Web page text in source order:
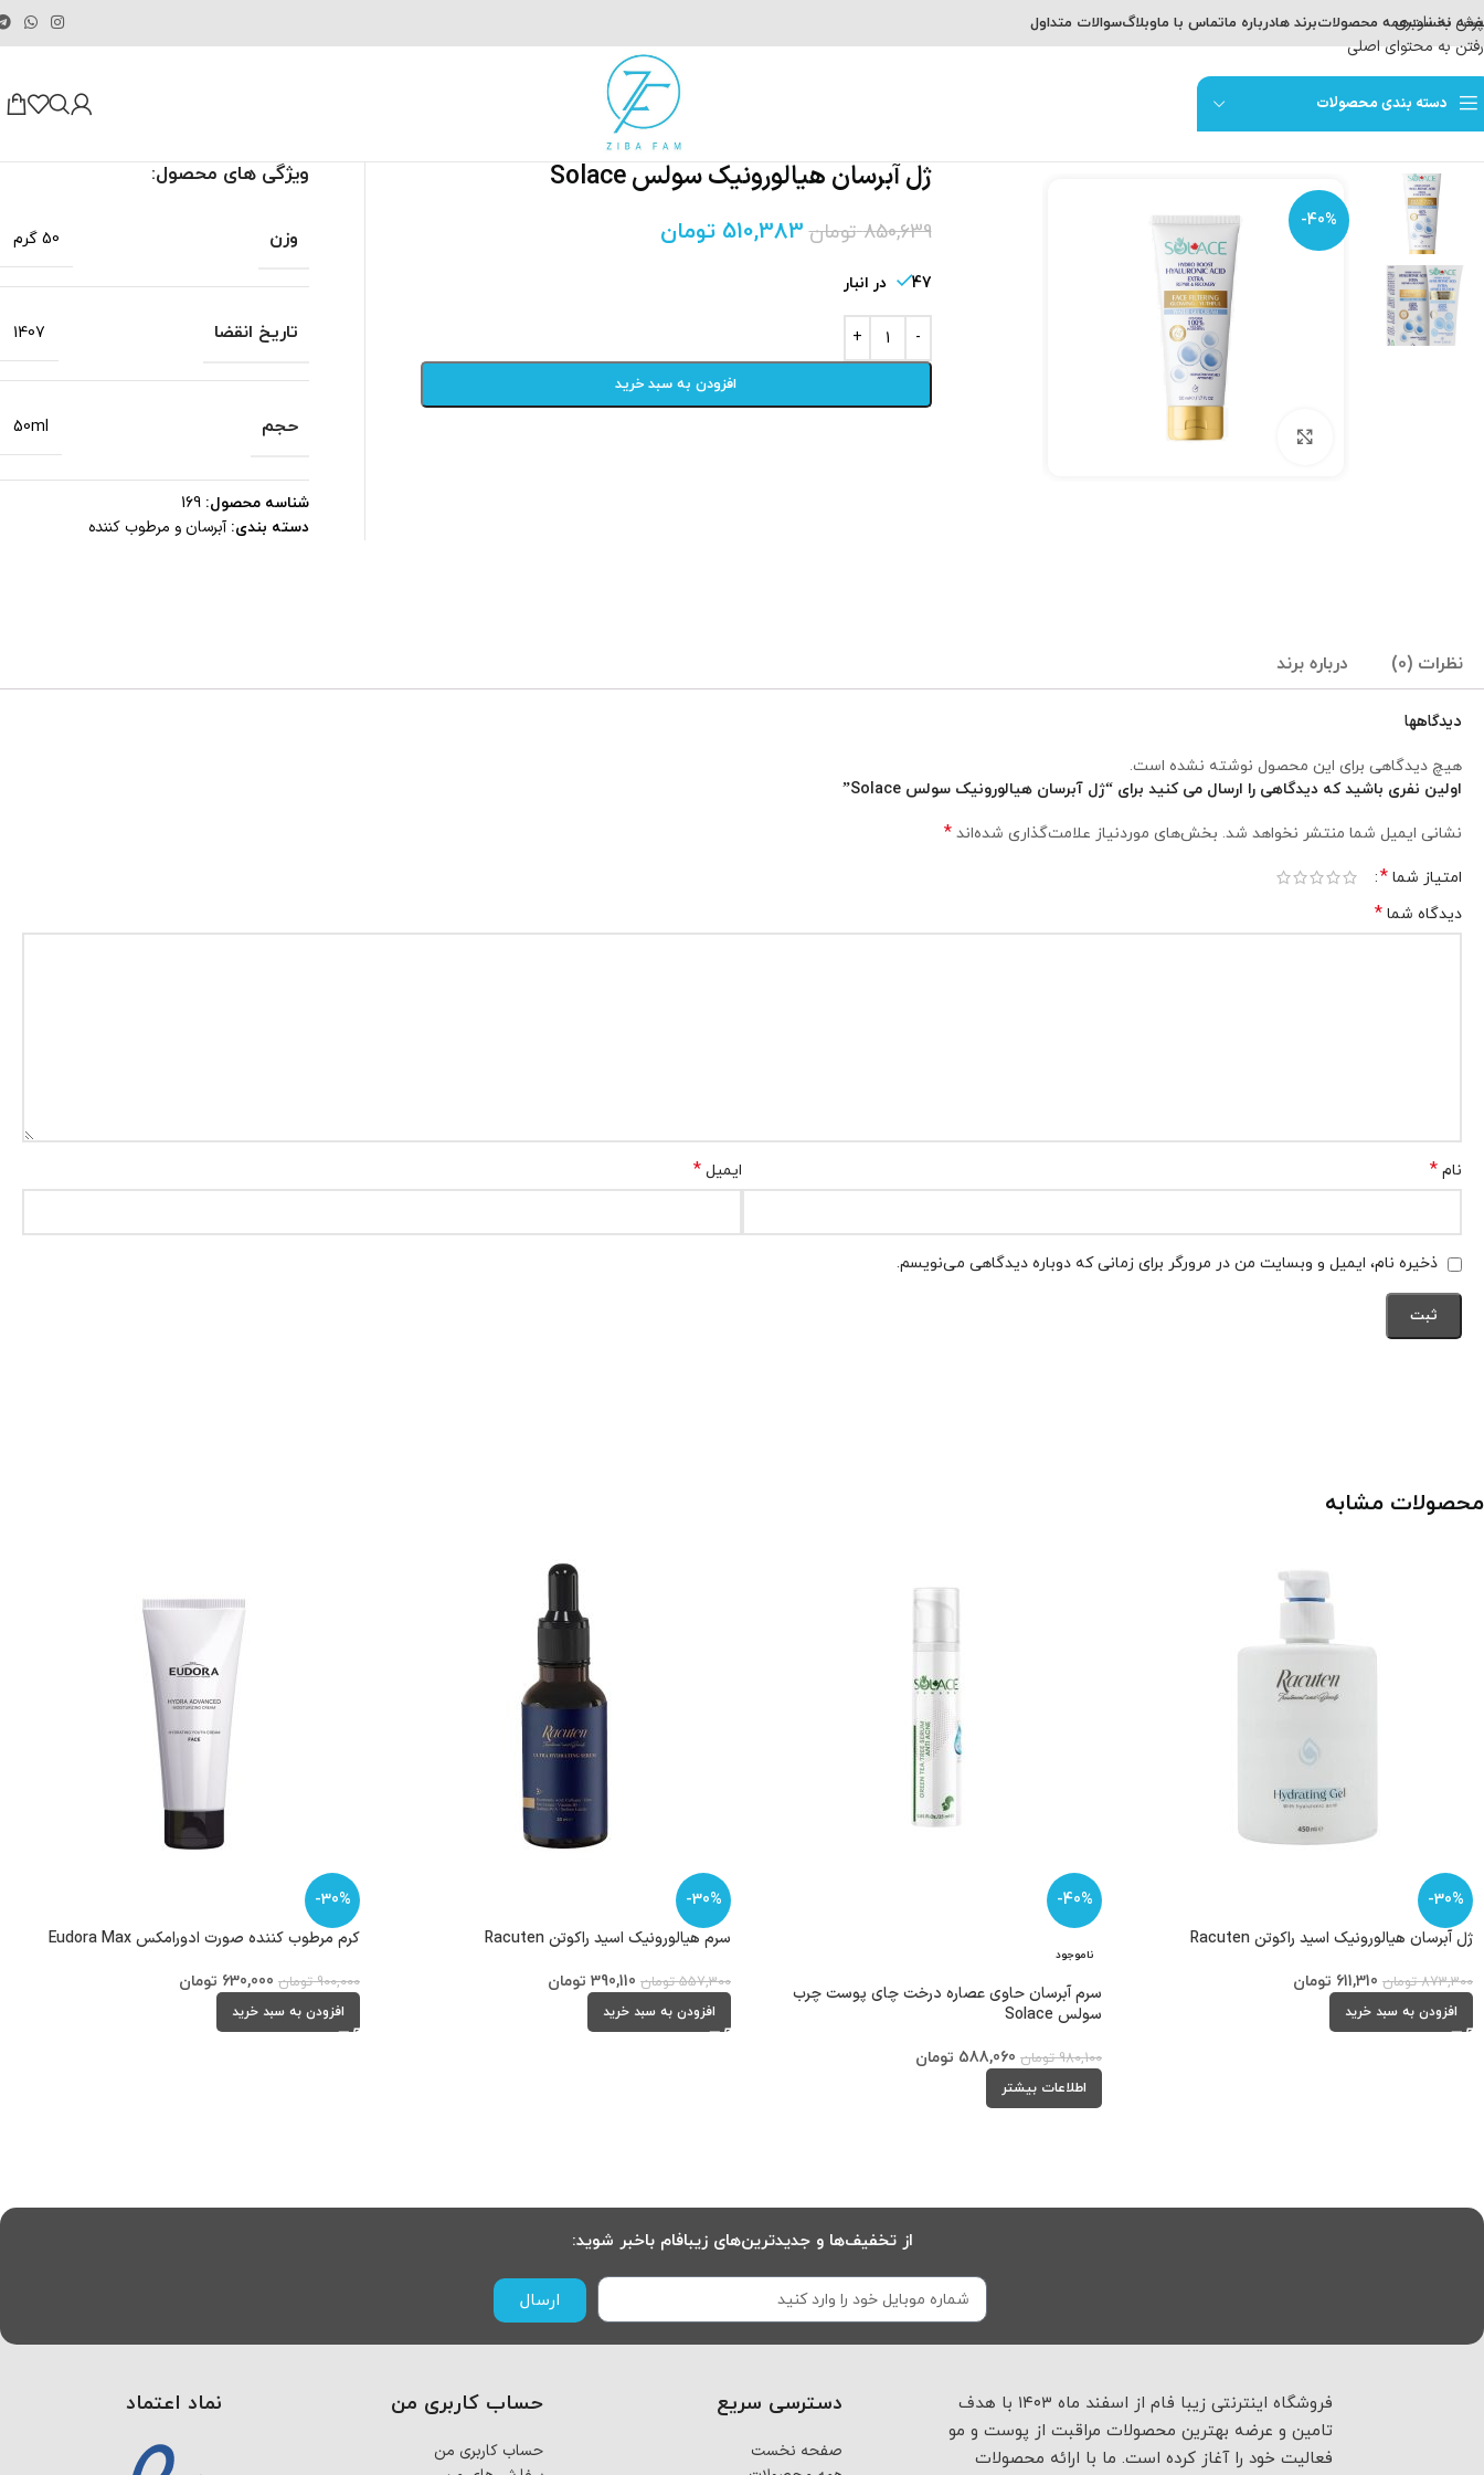
پرش به ناوبری
رفتن به محتوای اصلی
نخستهمه محصولاتبرند هادرباره ماتماس با ماوبلاگسوالات متداول
دسته بندی محصولات
-40%
برای بزرگنمایی کلیک کنید
ژل آبرسان هیالورونیک سولس Solace
850,639 تومان 510,383 تومان
47 در انبار
افزودن به سبد خرید
ویژگی های محصول:
وزن 50 گرم
تاریخ انقضا 1407
حجم 50ml
شناسه محصول: 169
دسته بندی: آبرسان و مرطوب کننده
نظرات (0) درباره برند
دیدگاهها
هیچ دیدگاهی برای این محصول نوشته نشده است.
اولین نفری باشید که دیدگاهی را ارسال می کنید برای “ژل آبرسان هیالورونیک سولس Solace”
نشانی ایمیل شما منتشر نخواهد شد. بخش‌های موردنیاز علامت‌گذاری شده‌اند *
امتیاز شما *
دیدگاه شما *
نام * ایمیل *
ذخیره نام، ایمیل و وبسایت من در مرورگر برای زمانی که دوباره دیدگاهی می‌نویسم.
محصولات مشابه
-30%
ژل آبرسان هیالورونیک اسید راکوتن Racuten
873,300 تومان 611,310 تومان
افزودن به سبد خرید
-40%
ناموجود
سرم آبرسان حاوی عصاره درخت چای پوست چرب
سولس Solace
980,100 تومان 588,060 تومان
اطلاعات بیشتر
-30%
سرم هیالورونیک اسید راکوتن Racuten
557,300 تومان 390,110 تومان
افزودن به سبد خرید
-30%
کرم مرطوب کننده صورت ادورامکس Eudora Max
900,000 تومان 630,000 تومان
افزودن به سبد خرید
از تخفیف‌ها و جدیدترین‌های زیبافام باخبر شوید:
ارسال
فروشگاه اینترنتی زیبا فام از اسفند ماه ۱۴۰۳ با هدف
تامین و عرضه بهترین محصولات مراقبت از پوست و مو
فعالیت خود را آغاز کرده است. ما با ارائه محصولات
دسترسی سریع
صفحه نخست
حساب کاربری من
حساب کاربری من
نماد اعتماد